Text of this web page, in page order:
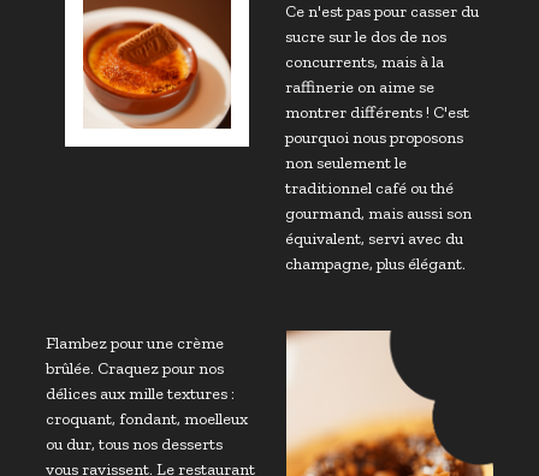
Ce n'est pas pour casser du
sucre sur le dos de nos
concurrents, mais à la
raffinerie on aime se
montrer différents ! C'est
pourquoi nous proposons
non seulement le
traditionnel café ou thé
gourmand, mais aussi son
équivalent, servi avec du
champagne, plus élégant.
Flambez pour une crème
brûlée. Craquez pour nos
délices aux mille textures :
croquant, fondant, moelleux
ou dur, tous nos desserts
vous ravissent. Le restaurant